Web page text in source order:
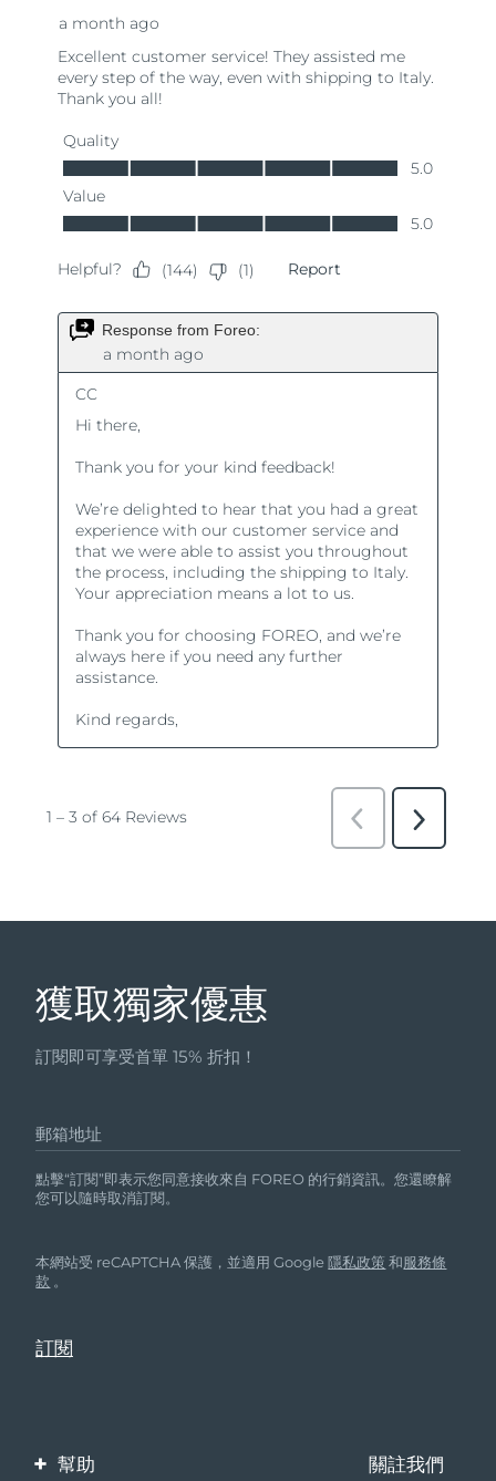
獲取獨家優惠
訂閱即可享受首單 15% 折扣！
郵箱地址
點擊“訂閱”即表示您同意接收來自 FOREO 的行銷資訊。您還瞭解
您可以隨時取消訂閱。
本網站受 reCAPTCHA 保護，並適用 Google隱私政策 和服務條
款 。
幫助 關註我們